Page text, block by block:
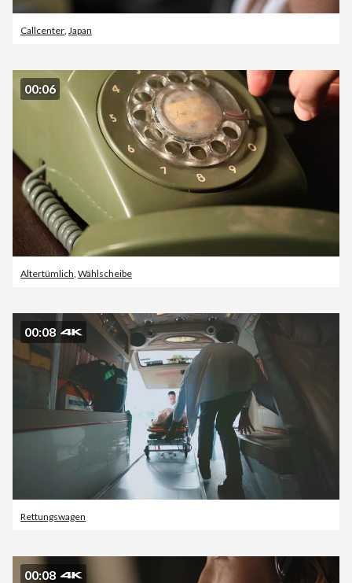
Callcenter Japan
00:06
Altertümlich Wählscheibe
00:08
Rettungswagen
00:08